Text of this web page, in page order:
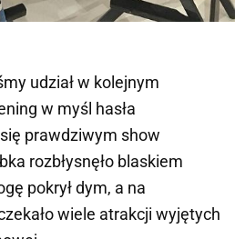
udział w kolejnym
w myśl hasła
prawdziwym show
rozbłysnęło blaskiem
pokrył dym, a na
wiele atrakcji wyjętych